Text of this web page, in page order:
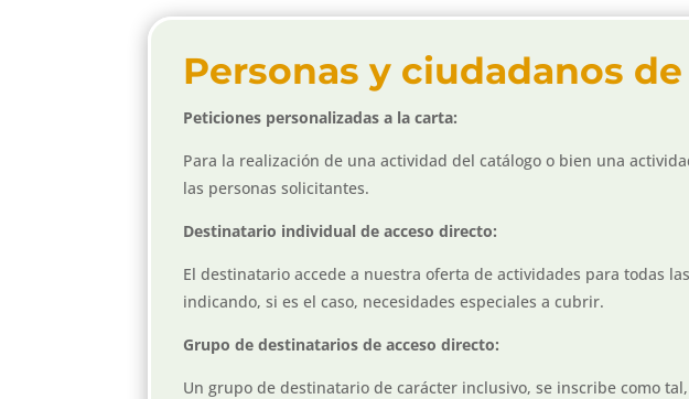
Personas y ciudadanos
Peticiones personalizadas a la carta:
Para la realización de una actividad del catálogo o bien una
las personas solicitantes.
Destinatario individual de acceso directo:
El destinatario accede a nuestra oferta de actividades para todas
indicando, si es el caso, necesidades especiales a cubrir.
Grupo de destinatarios de acceso directo:
Un grupo de destinatario de carácter inclusivo, se inscribe como